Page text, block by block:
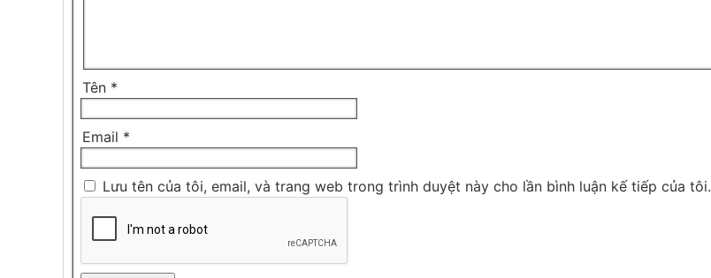
Tên *
Email *
Lưu tên của tôi, email, và trang web trong trình duyệt này cho lần bình luận kế tiếp của tôi.